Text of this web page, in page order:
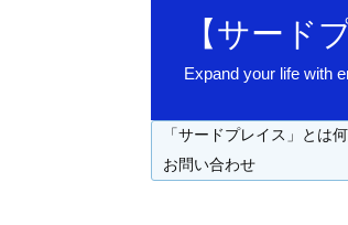
【サード
Expand your life with
「サードプレイス」とは
お問い合わせ